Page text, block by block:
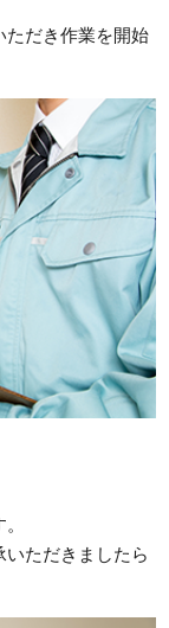
ただき作業を開始
ただきましたら